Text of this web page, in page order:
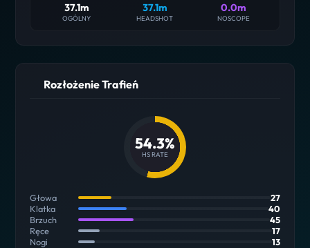
37.1m
OGÓLNY
37.1m
HEADSHOT
0.0m
NOSCOPE
Rozłożenie Trafień
54.3%
HS RATE
Głowa
27
Klatka
40
Brzuch
45
Ręce
17
Nogi
13